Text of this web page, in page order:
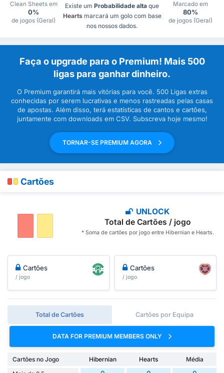
Clean Sheets em
0%
de jogos (Geral)
Existe um Probabilidade alta que
Heartsmarcará um golo com base
nos nossos dados.
Marcado em
80%
de jogos (Geral)
Faça o upgrade para o Premium! Mais 500
ligas para ganhar dinheiro.
O Premium garantirá mais vitórias para você. 500 Ligas extras
conhecidas por serem lucrativas e menos rastreadas pelas casas
de apostas. Além disso, terá estatísticas de cantos e cartões,
juntamente com downloads em CSV. Subscreva hoje mesmo!
TORNAR-SE PREMIUM AGORA
Cartões
UNLOCK
Total de Cartões / jogo
* Soma de cartões por jogo entre Hibernian e Hearts.
Cartões
/ jogo
Cartões
/ jogo
Total de Cartões Cartões por Equipa
DATA FOR PREMIUM MEMBERS ONLY
Cartões no Jogo Hibernian Hearts
Média